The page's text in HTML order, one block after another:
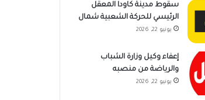
سقوط مدينة كاودا المعقل
الرئيسي للحركة الشعبية شمال
يونيو 22, 2026
إعفاء وكيل وزارة الشباب
والرياضة من منصبه
يونيو 22, 2026